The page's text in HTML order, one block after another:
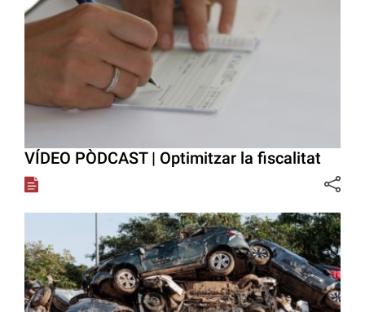
VÍDEO PÒDCAST | Optimitzar la fiscalitat